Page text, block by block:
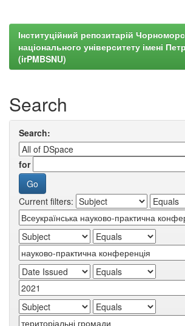
Інституційний репозитарій
національного університету імені
(irPMBSNU)
Search
Search:
for
Current filters: